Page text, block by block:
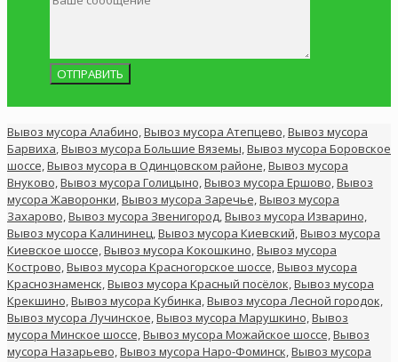
Вывоз мусора Алабино,Вывоз мусора Атепцево,Вывоз мусора
Барвиха,Вывоз мусора Большие Вяземы,Вывоз мусора Боровское
шоссе,Вывоз мусора в Одинцовском районе,Вывоз мусора
Внуково,Вывоз мусора Голицыно,Вывоз мусора Ершово,Вывоз
мусора Жаворонки,Вывоз мусора Заречье,Вывоз мусора
Захарово,Вывоз мусора Звенигород,Вывоз мусора Изварино,
Вывоз мусора Калининец,Вывоз мусора Киевский,Вывоз мусора
Киевское шоссе,Вывоз мусора Кокошкино,Вывоз мусора
Кострово,Вывоз мусора Красногорское шоссе,Вывоз мусора
Краснознаменск,Вывоз мусора Красный посёлок,Вывоз мусора
Крекшино,Вывоз мусора Кубинка,Вывоз мусора Лесной городок,
Вывоз мусора Лучинское,Вывоз мусора Марушкино,Вывоз
мусора Минское шоссе,Вывоз мусора Можайское шоссе,Вывоз
мусора Назарьево,Вывоз мусора Наро-Фоминск,Вывоз мусора